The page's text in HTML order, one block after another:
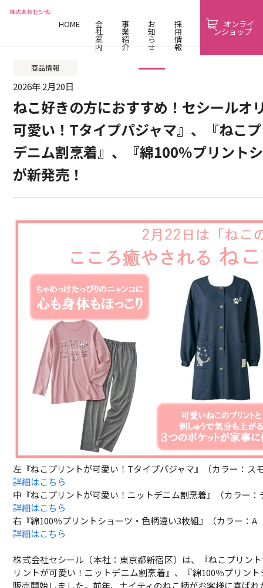
HOME 会
社
案
内
事
業
紹
介
お
知
ら
せ
採
用
情
報
オンライ
ンショップ
商品情報
2026年 2月20日
ねこ好きの方におすすめ！セシールオ
可愛い！Tタイプパジャマ』、『ねこ
デニム割烹着』、『綿100％プリント
が新発売！
左『ねこプリントが可愛い！Tタイプパジャマ』（カラー：ス
詳細はこちら
中『ねこプリントが可愛い！ニットデニム割烹着』（カラー：
詳細はこちら
右『綿100％プリントショーツ・色柄違い3枚組』（カラー：A
詳細はこちら
株式会社セシール（本社：東京都新宿区）は、『ねこプリン
リントが可愛い！ニットデニム割烹着』、『綿100％プリン